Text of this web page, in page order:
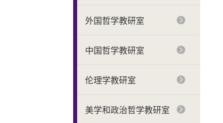
外国哲学教研室
中国哲学教研室
伦理学教研室
美学和政治哲学教研室